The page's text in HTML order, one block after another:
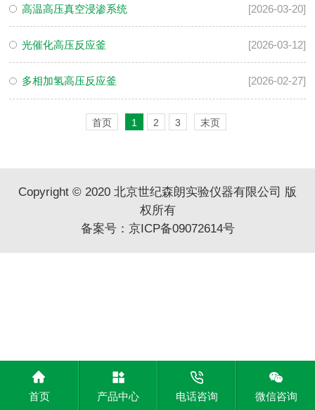
高温高压真空浸渗系统 [2026-03-20]
光催化高压反应釜 [2026-03-12]
多相加氢高压反应釜 [2026-02-27]
首页 1 2 3 末页
Copyright © 2020 北京世纪森朗实验仪器有限公司 版
权所有
备案号： 京ICP备09072614号
首页 产品中心 电话咨询 微信咨询